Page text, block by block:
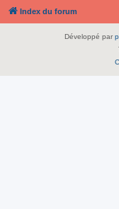
Index du forum
Développé par